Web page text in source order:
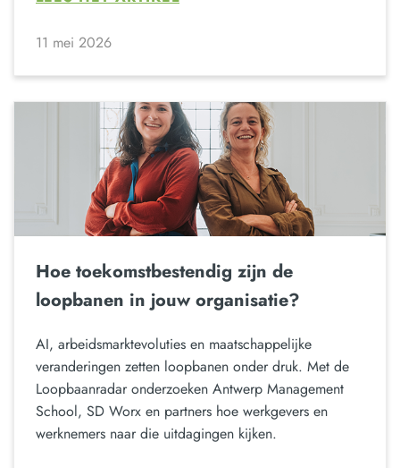
11 mei 2026
Hoe toekomstbestendig zijn de
loopbanen in jouw organisatie?
AI, arbeidsmarktevoluties en maatschappelijke
veranderingen zetten loopbanen onder druk. Met de
Loopbaanradar onderzoeken Antwerp Management
School, SD Worx en partners hoe werkgevers en
werknemers naar die uitdagingen kijken.